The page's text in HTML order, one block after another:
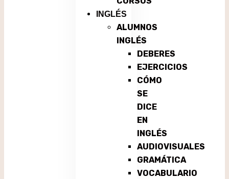
INGLÉS
ALUMNOS
INGLÉS
DEBERES
EJERCICIOS
CÓMO
SE
DICE
EN
INGLÉS
AUDIOVISUALES
GRAMÁTICA
VOCABULARIO